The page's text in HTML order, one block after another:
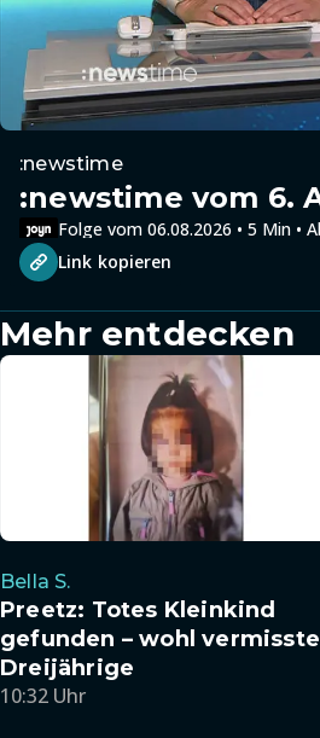
:newstime
:newstime vom 6.
Folge vom 06.08.2026 • 5 Min •
Link kopieren
Mehr entdecken
Bella S.
Preetz: Totes Kleinkind
gefunden – wohl vermisste
Dreijährige
10:32 Uhr